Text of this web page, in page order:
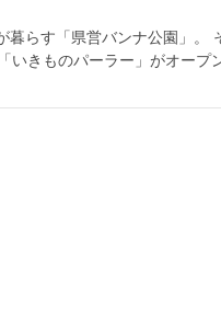
暮らす「県営バンナ公園」。
いきものパーラー」がオープ